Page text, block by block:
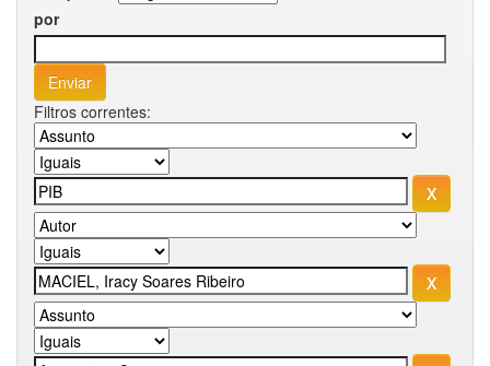
por
Filtros correntes: